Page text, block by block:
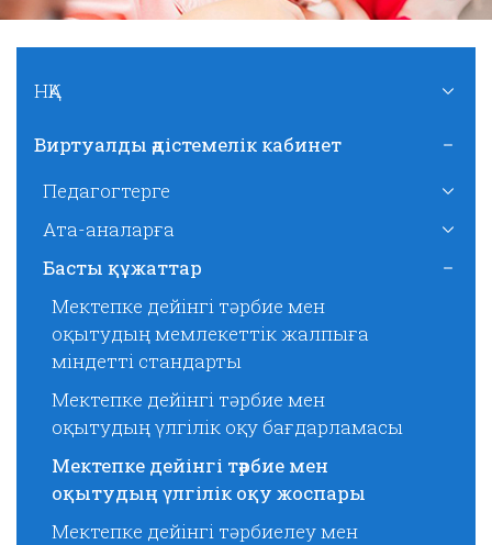
НҚА
Виртуалды әдістемелік кабинет
Педагогтерге
Ата-аналарға
Басты құжаттар
Мектепке дейінгі тәрбие мен
оқытудың мемлекеттік жалпыға
міндетті стандарты
Мектепке дейінгі тәрбие мен
оқытудың үлгілік оқу бағдарламасы
Мектепке дейінгі тәрбие мен
оқытудың үлгілік оқу жоспары
Мектепке дейінгі тәрбиелеу мен